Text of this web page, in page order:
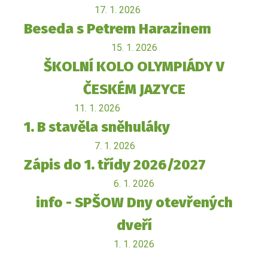
17. 1. 2026
Beseda s Petrem Harazinem
15. 1. 2026
ŠKOLNÍ KOLO OLYMPIÁDY V
ČESKÉM JAZYCE
11. 1. 2026
1. B stavěla sněhuláky
7. 1. 2026
Zápis do 1. třídy 2026/2027
6. 1. 2026
info - SPŠOW Dny otevřených
dveří
1. 1. 2026